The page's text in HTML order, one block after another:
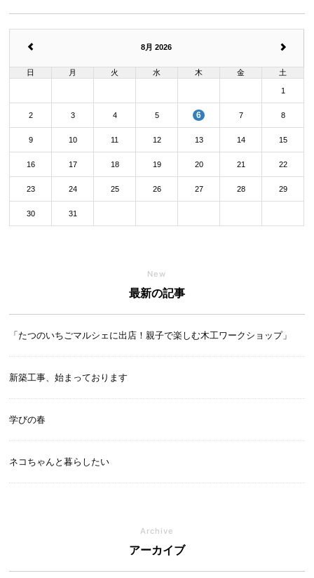
8月 2026
日 月 火 水 木 金 土
1
2 3 4 5 6 7 8
9 10 11 12 13 14 15
16 17 18 19 20 21 22
23 24 25 26 27 28 29
30 31
New
最新の記事
「たつのいちごマルシェに出店！親子で楽しむ木工ワークショップ」
新築工事、始まっております
学びの春
ネコちゃんと暮らしたい
Archive
アーカイブ